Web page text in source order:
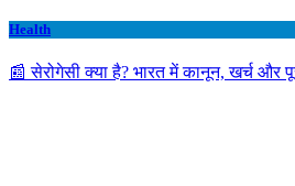
Health
📰 सेरोगेसी क्या है? भारत में कानून, खर्च और